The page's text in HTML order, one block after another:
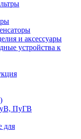
и аксессуары
устройства к
ПуГВ
для